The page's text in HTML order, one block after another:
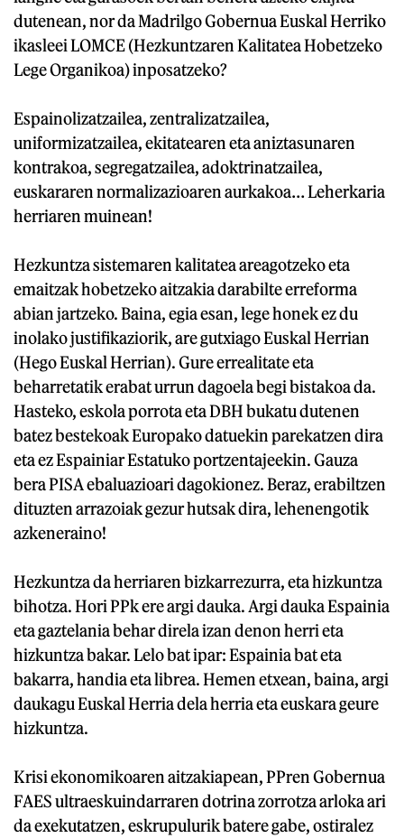
dutenean, nor da Madrilgo Gobernua Euskal Herriko
ikasleei LOMCE (Hezkuntzaren Kalitatea Hobetzeko
Lege Organikoa) inposatzeko?
Espainolizatzailea, zentralizatzailea,
uniformizatzailea, ekitatearen eta aniztasunaren
kontrakoa, segregatzailea, adoktrinatzailea,
euskararen normalizazioaren aurkakoa… Leherkaria
herriaren muinean!
Hezkuntza sistemaren kalitatea areagotzeko eta
emaitzak hobetzeko aitzakia darabilte erreforma
abian jartzeko. Baina, egia esan, lege honek ez du
inolako justifikaziorik, are gutxiago Euskal Herrian
(Hego Euskal Herrian). Gure errealitate eta
beharretatik erabat urrun dagoela begi bistakoa da.
Hasteko, eskola porrota eta DBH bukatu dutenen
batez bestekoak Europako datuekin parekatzen dira
eta ez Espainiar Estatuko portzentajeekin. Gauza
bera PISA ebaluazioari dagokionez. Beraz, erabiltzen
dituzten arrazoiak gezur hutsak dira, lehenengotik
azkeneraino!
Hezkuntza da herriaren bizkarrezurra, eta hizkuntza
bihotza. Hori PPk ere argi dauka. Argi dauka Espainia
eta gaztelania behar direla izan denon herri eta
hizkuntza bakar. Lelo bat ipar: Espainia bat eta
bakarra, handia eta librea. Hemen etxean, baina, argi
daukagu Euskal Herria dela herria eta euskara geure
hizkuntza.
Krisi ekonomikoaren aitzakiapean, PPren Gobernua
FAES ultraeskuindarraren dotrina zorrotza arloka ari
da exekutatzen, eskrupulurik batere gabe, ostiralez